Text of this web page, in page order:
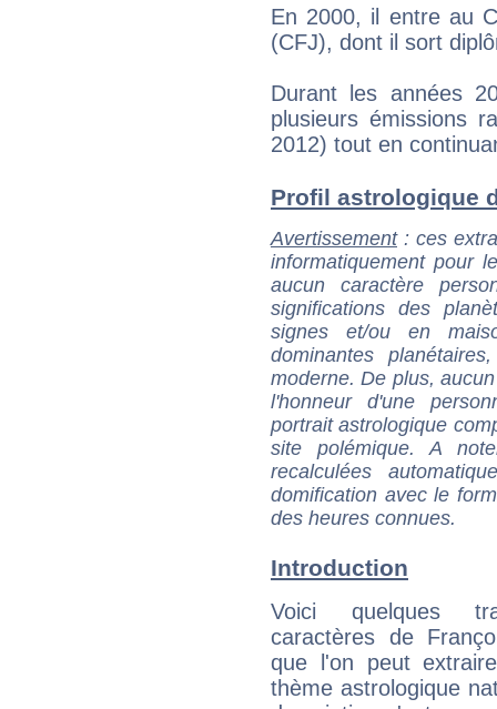
En 2000, il entre au
(CFJ), dont il sort
Durant les années
plusieurs émissions
2012) tout en
Profil astrologique
Avertissement: ces
informatiquement pour
aucun caractère
significations des
signes et/ou en
dominantes
moderne. De plus,
l'honneur d'une
portrait astrologique
site polémique. A
recalculées
domification avec le
des heures connues.
Introduction
Voici quelques
caractères de
que l'on peut
thème astrologique